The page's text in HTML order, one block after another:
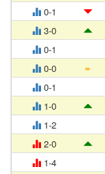
0-1
3-0
0-1
0-0
=
0-1
1-0
1-2
2-0
1-4